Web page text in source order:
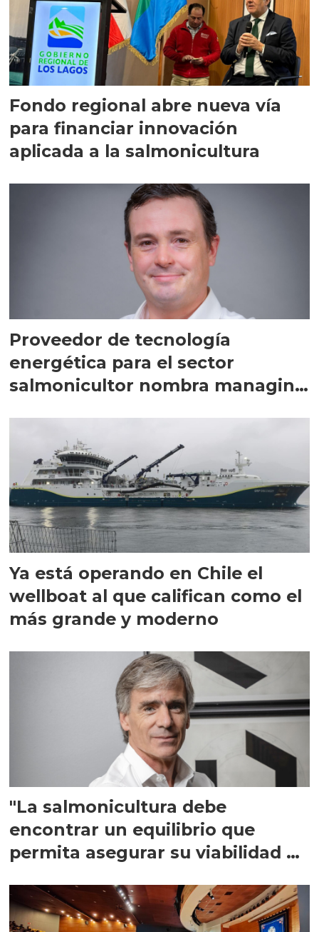
Fondo regional abre nueva vía
para financiar innovación
aplicada a la salmonicultura
Proveedor de tecnología
energética para el sector
salmonicultor nombra managing
Ya está operando en Chile el
wellboat al que califican como el
más grande y moderno
"La salmonicultura debe
encontrar un equilibrio que
permita asegurar su viabilidad de